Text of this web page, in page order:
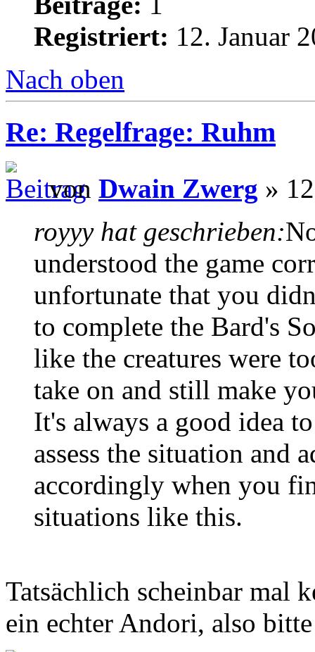
Registriert: 12. Januar
Nach oben
Re: Regelfrage: Ruhm
von Dwain Zwerg »
royyy hat geschrieben:
understood the game
unfortunate that you
to complete the Bard's
like the creatures were
take on and still make
It's always a good idea
assess the situation and
accordingly when you
situations like this.
Tatsächlich scheinbar mal
ein echter Andori, also